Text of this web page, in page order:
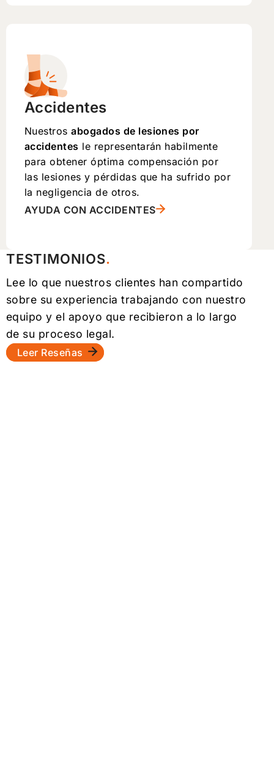
Accidentes
Nuestrosabogados de lesiones por
accidentes le representarán habilmente
para obtener óptima compensación por
las lesiones y pérdidas que ha sufrido por
la negligencia de otros.
AYUDA CON ACCIDENTES
TESTIMONIOS
Lee lo que nuestros clientes han compartido
sobre su experiencia trabajando con nuestro
equipo y el apoyo que recibieron a lo largo
de su proceso legal.
Leer Reseñas